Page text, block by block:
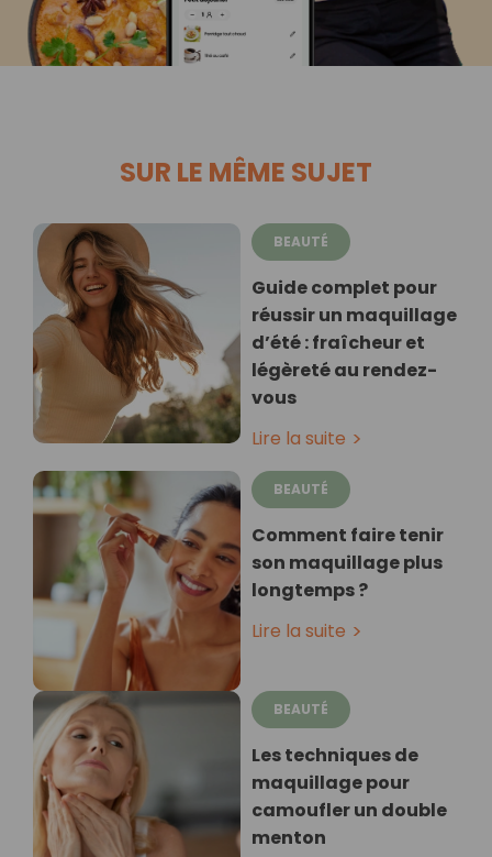
SUR LE MÊME SUJET
BEAUTÉ
Guide complet pour
réussir un maquillage
d’été : fraîcheur et
légèreté au rendez-
vous
Lire la suite
BEAUTÉ
Comment faire tenir
son maquillage plus
longtemps ?
Lire la suite
BEAUTÉ
Les techniques de
maquillage pour
camoufler un double
menton